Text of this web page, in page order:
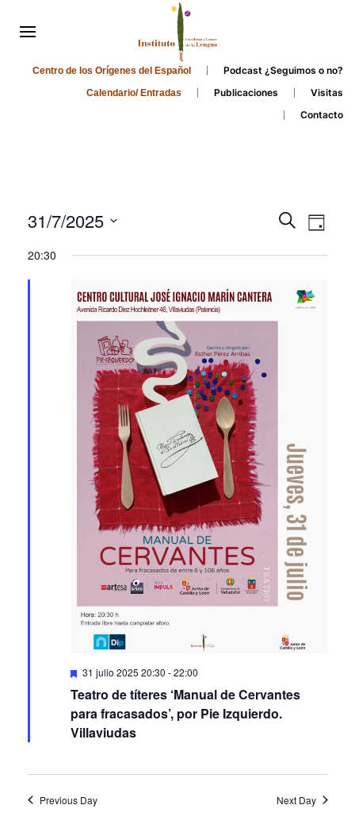
Centro de los Orígenes del Español Podcast ¿Seguimos o no?
Calendario/ Entradas Publicaciones
Visitas
Contacto
Events
and
Views
Search
Day
31/7/2025
date.
20:30
Featured
31 julio 2025 20:30 -22:00
Teatro de títeres ‘Manual de Cervantes
para fracasados’, por Pie Izquierdo.
Villaviudas
Previous Day Next Day